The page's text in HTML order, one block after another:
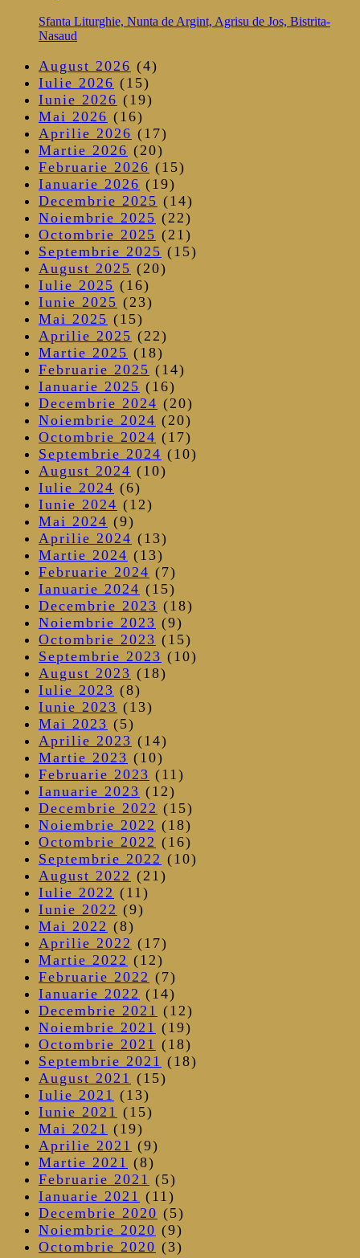
Sfanta Liturghie, Nunta de Argint, Agrisu de Jos, Bistrita-
Nasaud
August 2026 (4)
Iulie 2026 (15)
Iunie 2026 (19)
Mai 2026 (16)
Aprilie 2026 (17)
Martie 2026 (20)
Februarie 2026 (15)
Ianuarie 2026 (19)
Decembrie 2025 (14)
Noiembrie 2025 (22)
Octombrie 2025 (21)
Septembrie 2025 (15)
August 2025 (20)
Iulie 2025 (16)
Iunie 2025 (23)
Mai 2025 (15)
Aprilie 2025 (22)
Martie 2025 (18)
Februarie 2025 (14)
Ianuarie 2025 (16)
Decembrie 2024 (20)
Noiembrie 2024 (20)
Octombrie 2024 (17)
Septembrie 2024 (10)
August 2024 (10)
Iulie 2024 (6)
Iunie 2024 (12)
Mai 2024 (9)
Aprilie 2024 (13)
Martie 2024 (13)
Februarie 2024 (7)
Ianuarie 2024 (15)
Decembrie 2023 (18)
Noiembrie 2023 (9)
Octombrie 2023 (15)
Septembrie 2023 (10)
August 2023 (18)
Iulie 2023 (8)
Iunie 2023 (13)
Mai 2023 (5)
Aprilie 2023 (14)
Martie 2023 (10)
Februarie 2023 (11)
Ianuarie 2023 (12)
Decembrie 2022 (15)
Noiembrie 2022 (18)
Octombrie 2022 (16)
Septembrie 2022 (10)
August 2022 (21)
Iulie 2022 (11)
Iunie 2022 (9)
Mai 2022 (8)
Aprilie 2022 (17)
Martie 2022 (12)
Februarie 2022 (7)
Ianuarie 2022 (14)
Decembrie 2021 (12)
Noiembrie 2021 (19)
Octombrie 2021 (18)
Septembrie 2021 (18)
August 2021 (15)
Iulie 2021 (13)
Iunie 2021 (15)
Mai 2021 (19)
Aprilie 2021 (9)
Martie 2021 (8)
Februarie 2021 (5)
Ianuarie 2021 (11)
Decembrie 2020 (5)
Noiembrie 2020 (9)
Octombrie 2020 (3)